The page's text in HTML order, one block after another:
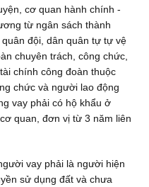
cơ quan hành chính -
từ ngân sách thành
đội, dân quân tự tự vệ
chuyên trách, công chức,
chính công đoàn thuộc
chức và người lao động
vay phải có hộ khẩu ở
quan, đơn vị từ 3 năm liên
vay phải là người hiện
sử dụng đất và chưa